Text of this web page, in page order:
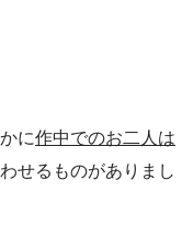
に作中でのお二人は
せるものがありまし